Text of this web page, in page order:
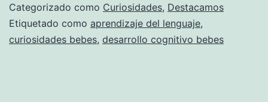
Categorizado como Curiosidades, Destacamos
Etiquetado como aprendizaje del lenguaje,
curiosidades bebes, desarrollo cognitivo bebes